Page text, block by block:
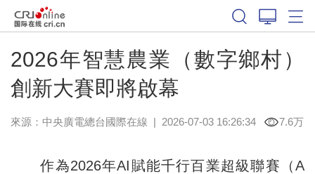
2026年智慧農業（數字鄉村）
創新大賽即將啟幕
來源：中央廣電總台國際在線 | 2026-07-03 16:26:34 7.6万
作為2026年AI賦能千行百業超級聯賽（A